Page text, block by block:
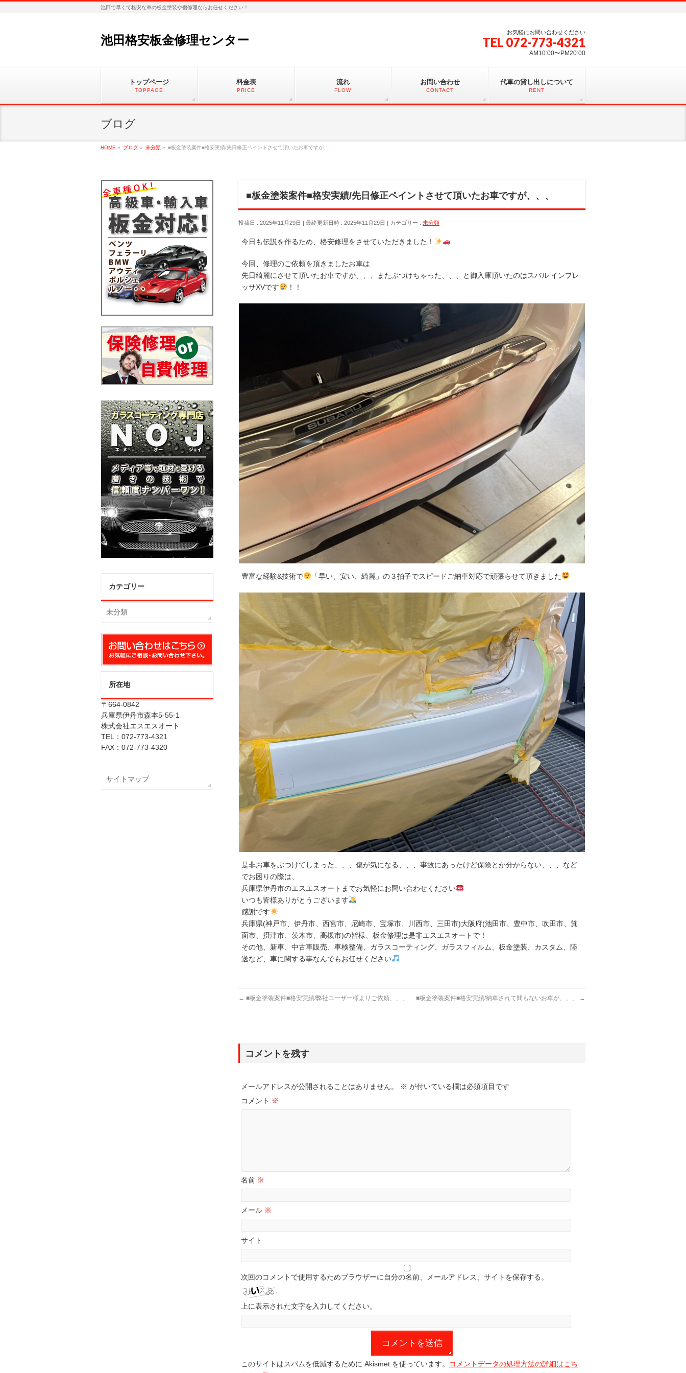
池田で早くて格安な車の板金塗装や傷修理ならお任せください！
池田格安板金修理センター
お気軽にお問い合わせください
TEL 072-773-4321
AM10:00〜PM20:00
トップページ
TOPPAGE
料金表
PRICE
流れ
FLOW
お問い合わせ
CONTACT
代車の貸し出しについて
RENT
ブログ
HOME » ブログ » 未分類 » ■板金塗装案件■格安実績/先日修正ペイントさせて頂いたお車ですが、、、
■板金塗装案件■格安実績/先日修正ペイントさせて頂いたお車ですが、、、
投稿日 : 2025年11月29日 最終更新日時 : 2025年11月29日 カテゴリー : 未分類
今日も伝説を作るため、格安修理をさせていただきました！
今回、修理のご依頼を頂きましたお車は
先日綺麗にさせて頂いたお車ですが、、、またぶつけちゃった、、、と御入庫頂いたのはスバル インプレ
ッサXVです
！！
豊富な経験&技術で 「早い、安い、綺麗」の３拍子でスピードご納車対応で頑張らせて頂きました
是非お車をぶつけてしまった、、、傷が気になる、、、事故にあったけど保険とか分からない、、、など
でお困りの際は、
兵庫県伊丹市のエスエスオートまでお気軽にお問い合わせください
いつも皆様ありがとうございます
感謝です
兵庫県(神戸市、伊丹市、西宮市、尼崎市、宝塚市、川西市、三田市)大阪府(池田市、豊中市、吹田市、箕
面市、摂津市、茨木市、高槻市)の皆様、板金修理は是非エスエスオートで！
その他、新車、中古車販売、車検整備、ガラスコーティング、ガラスフィルム、板金塗装、カスタム、陸
送など、車に関する事なんでもお任せください
← ■板金塗装案件■格安実績/弊社ユーザー様よりご依頼、、、 ■板金塗装案件■格安実績/納車されて間もないお車が、、、 →
コメントを残す
メールアドレスが公開されることはありません。 ※ が付いている欄は必須項目です
コメント ※
名前 ※
メール ※
サイト
次回のコメントで使用するためブラウザーに自分の名前、メールアドレス、サイトを保存する。
上に表示された文字を入力してください。
このサイトはスパムを低減するために Akismet を使っています。
コメントデータの処理方法の詳細はこち
カテゴリー
未分類
所在地
〒664-0842
兵庫県伊丹市森本5-55-1
株式会社エスエスオート
TEL：072-773-4321
FAX：072-773-4320
サイトマップ